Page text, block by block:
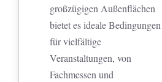
großzügigen Außenflächen
bietet es ideale Bedingungen
für vielfältige
Veranstaltungen, von
Fachmessen und